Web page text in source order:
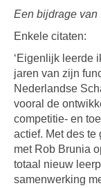
Een bijdrage van
Enkele citaten:
‘Eigenlijk leerde
jaren van zijn
Nederlandse
vooral de
competitie- en
actief. Met des te
met Rob Brunia
totaal nieuw
samenwerking